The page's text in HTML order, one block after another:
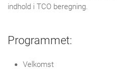
indhold i TCO beregning.
Programmet:
Velkomst